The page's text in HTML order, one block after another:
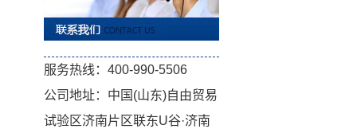
KT-D300 多管涡旋混匀仪
服务热线：400-990-5506
公司地址：中国(山东)自由贸易
试验区济南片区联东U谷·济南